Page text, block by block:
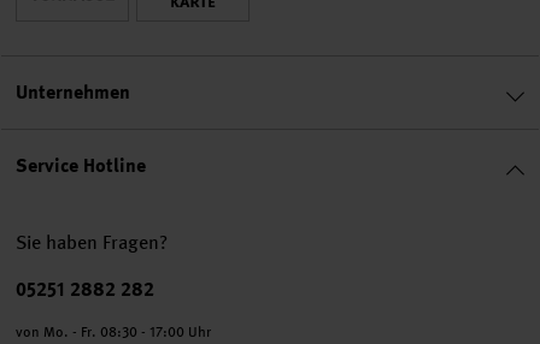
Service Hotline
Sie haben Fragen?
Telefonnummer
05251 2882 282
von Mo. - Fr. 08:30 - 17:00 Uhr
Unternehmen